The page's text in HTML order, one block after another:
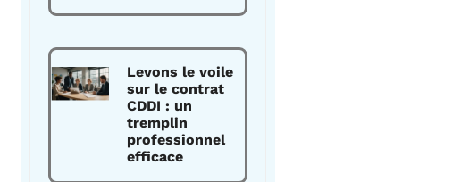
Levons le voile
sur le contrat
CDDI : un
tremplin
professionnel
efficace